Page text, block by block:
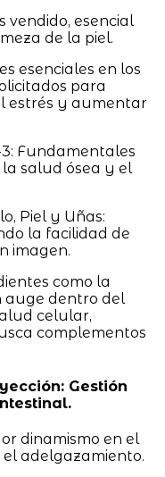
vendido, esencial
de la piel.
esenciales en los
para
estrés y aumentar
Fundamentales
salud ósea y el
Piel y Uñas:
la facilidad de
imagen.
como la
auge dentro del
celular,
complementos
Gestión
dinamismo en el
el adelgazamiento.